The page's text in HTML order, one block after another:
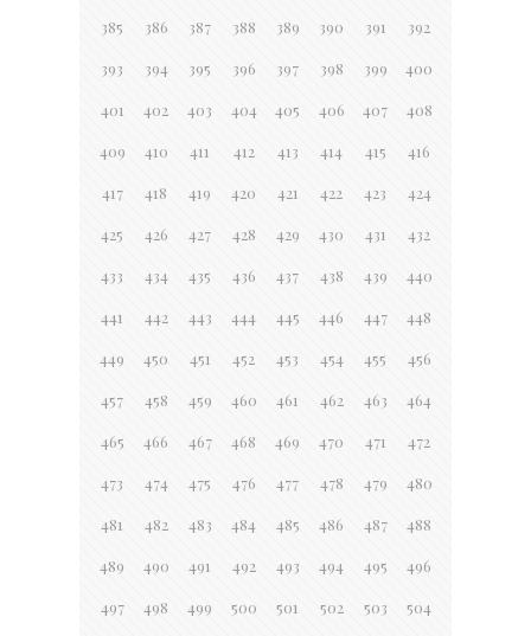
385 386 387 388 389 390 391 392
393 394 395 396 397 398 399 400
401 402 403 404 405 406 407 408
409 410 411 412 413 414 415 416
417 418 419 420 421 422 423 424
425 426 427 428 429 430 431 432
433 434 435 436 437 438 439 440
441 442 443 444 445 446 447 448
449 450 451 452 453 454 455 456
457 458 459 460 461 462 463 464
465 466 467 468 469 470 471 472
473 474 475 476 477 478 479 480
481 482 483 484 485 486 487 488
489 490 491 492 493 494 495 496
497 498 499 500 501 502 503 504